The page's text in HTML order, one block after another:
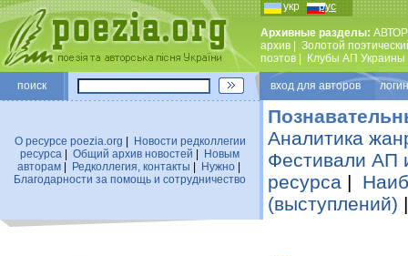
укр рус
Архивные разделы:
архив
Золотой
поэтов
Клубы АП Украины
поиск вход для авторов
О ресурсе poezia.org
Новости редколлегии
ресурса
Общий архив новостей
Новым
авторам| Редколлегия, контакты Нужно|
Благодарности за помощь и сотрудничество
Аналитика
Фестивали АП
ресурса |
(выступлений)